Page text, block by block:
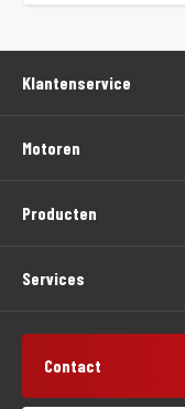
Klantenservice
Motoren
Producten
Services
Contact